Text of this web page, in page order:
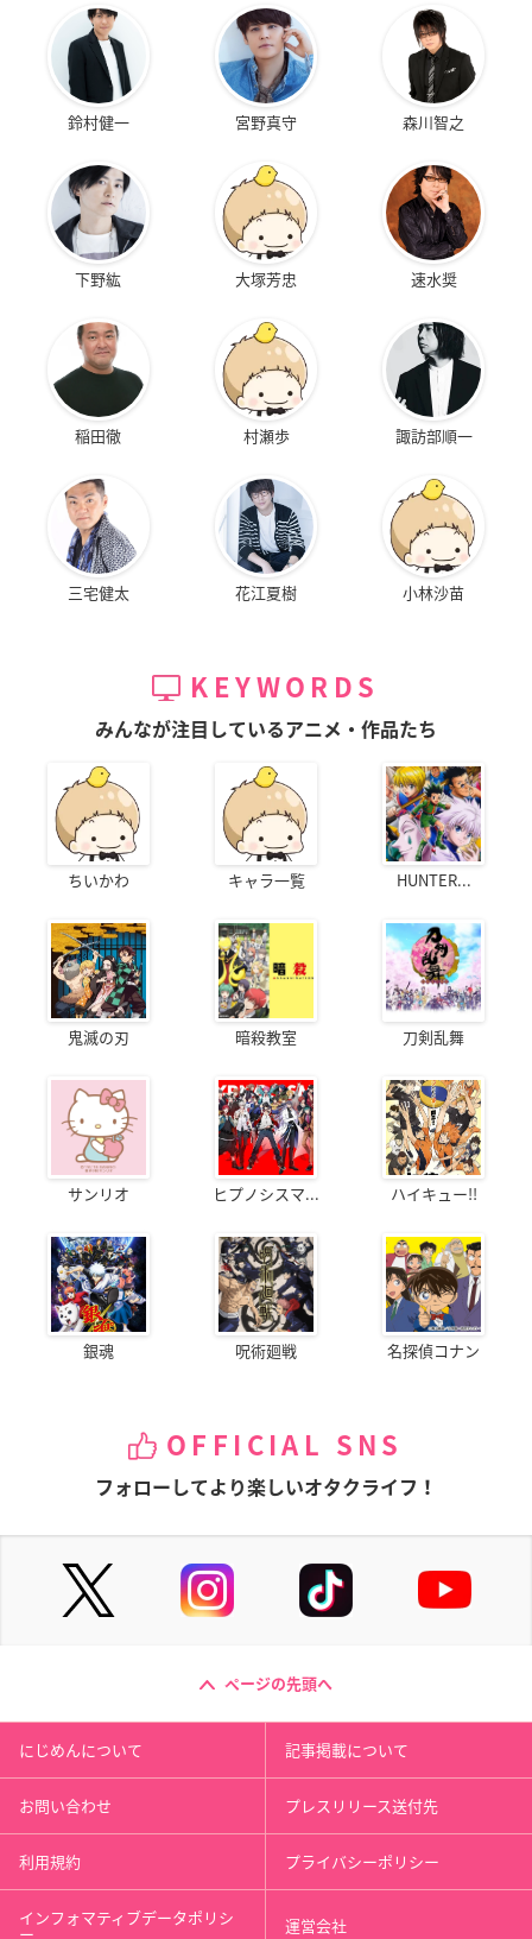
鈴村健一 宮野真守 森川智之
下野紘 大塚芳忠 速水奨
稲田徹 村瀬歩 諏訪部順一
三宅健太 花江夏樹 小林沙苗
KEYWORDS
みんなが注目しているアニメ・作品たち
ちいかわ キャラ一覧 HUNTER...
鬼滅の刃 暗殺教室 刀剣乱舞
サンリオ ヒプノシスマ... ハイキュー!!
銀魂 呪術廻戦 名探偵コナン
OFFICIAL SNS
フォローしてより楽しいオタクライフ！
ページの先頭へ
にじめんについて 記事掲載について
お問い合わせ プレスリリース送付先
利用規約 プライバシーポリシー
インフォマティブデータポリシ
ー 運営会社